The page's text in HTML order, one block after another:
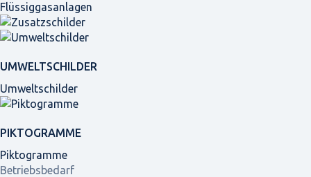
Flüssiggasanlagen
UMWELTSCHILDER
Umweltschilder
PIKTOGRAMME
Piktogramme
Betriebsbedarf